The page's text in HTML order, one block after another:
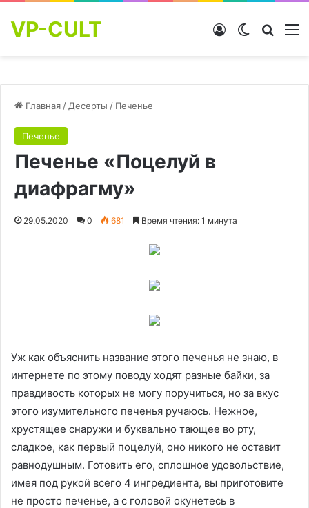
VP-CULT Switch skin
Войти
Главная / Десерты / Печенье
Печенье
Печенье «Поцелуй в
диафрагму»
29.05.2020 0 681 Время чтения: 1 минута
Уж как объяснить название этого печенья не знаю, в
интернете по этому поводу ходят разные байки, за
правдивость которых не могу поручиться, но за вкус
этого изумительного печенья ручаюсь. Нежное,
хрустящее снаружи и буквально тающее во рту,
сладкое, как первый поцелуй, оно никого не оставит
равнодушным. Готовить его, сплошное удовольствие,
имея под рукой всего 4 ингредиента, вы приготовите
не просто печенье, а с головой окунетесь в